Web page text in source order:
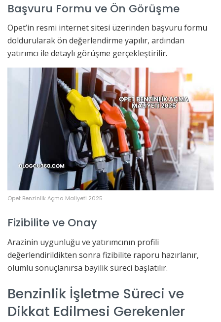
Başvuru Formu ve Ön Görüşme
Opet’in resmi internet sitesi üzerinden başvuru formu
doldurularak ön değerlendirme yapılır, ardından
yatırımcı ile detaylı görüşme gerçekleştirilir.
Opet Benzinlik Açma Maliyeti 2025
Fizibilite ve Onay
Arazinin uygunluğu ve yatırımcının profili
değerlendirildikten sonra fizibilite raporu hazırlanır,
olumlu sonuçlanırsa bayilik süreci başlatılır.
Benzinlik İşletme Süreci ve
Dikkat Edilmesi Gerekenler